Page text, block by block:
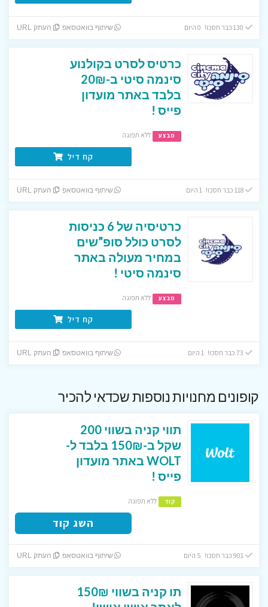
שיתוף בוואטסאפ העתק URL
כרטיס לסרט בקולנוע
סינמה סיטי ב-20₪
בלבד באתר מועדון
פייס !
מבצע ללא תפוגה
קח דיל
118 כבר חסכו! 1 היום שיתוף בוואטסאפ העתק URL
כרטיסיה של 6 כניסות
לסרט כולל סופ”שים
במחיר מעולה באתר
סינמה סיטי !
מבצע ללא תפוגה
קח דיל
שיתוף בוואטסאפ העתק URL
קופונים מחנויות נוספות שכדאי להכיר
תווי קניה בשווי 200
שקל ב-150₪ בלבד ל-
WOLT באתר מועדון
פייס !
קוד ללא תפוגה
השג קוד
שיתוף בוואטסאפ העתק URL
תו קניה בשווי 150₪